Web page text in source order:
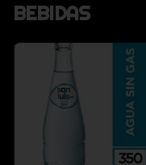
BEBIDAS